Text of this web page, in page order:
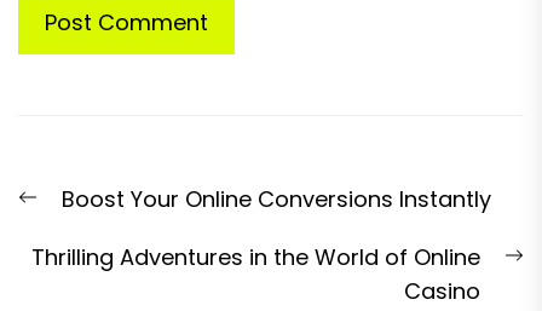
navigation
PreviousBoost Your Online Conversions Instantly
Thrilling Adventures in the World of Online
Casino